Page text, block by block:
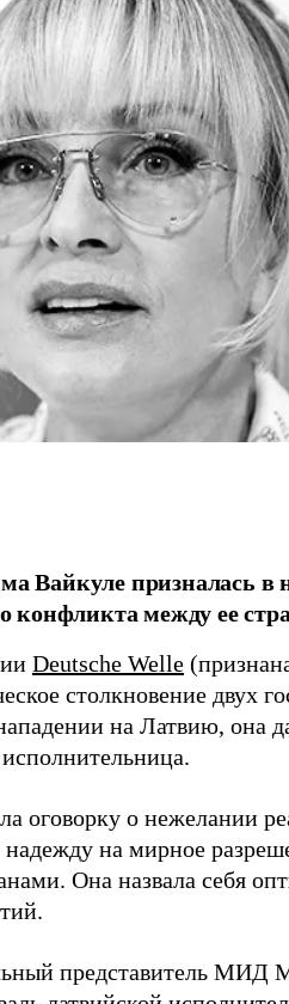
Вайкуле призналась в
конфликта между ее
Deutsche Welle
столкновение двух
на Латвию, она
оговорку о нежелании
надежду на мирное
Она назвала себя
представитель МИД